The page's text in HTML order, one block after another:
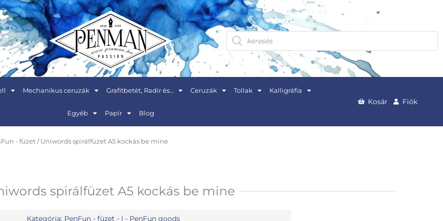
Products
search
Mechanikus ceruzák Grafitbetét, Radír és… Ceruzák Tollak Kalligráfia
Egyéb Papír Blog
Kosár Fiók
- füzet/ Uniwords spirálfüzet A5 kockás be mine
spirálfüzet A5 kockás be mine
Kategória: PenFun - füzet - | - PenFun goods